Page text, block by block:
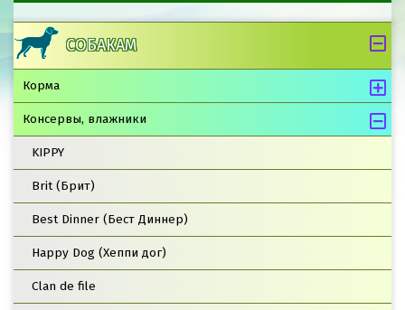
СОБАКАМ
Корма
Консервы, влажники
KIPPY
Brit (Брит)
Best Dinner (Бест Диннер)
Happy Dog (Хеппи дог)
Clan de file